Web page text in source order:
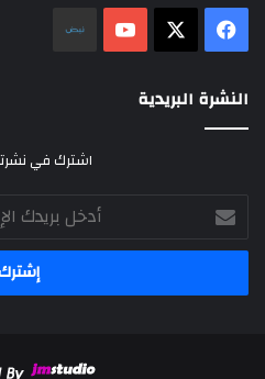
فيسبوك ‫YouTube
النشرة البريدية
اشترك في
أدخل
بريدك
الإلكتروني